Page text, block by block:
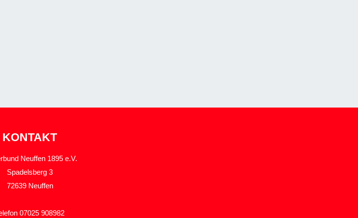
KONTAKT
Neuffen 1895 e.V.
Spadelsberg 3
72639 Neuffen
07025 908982